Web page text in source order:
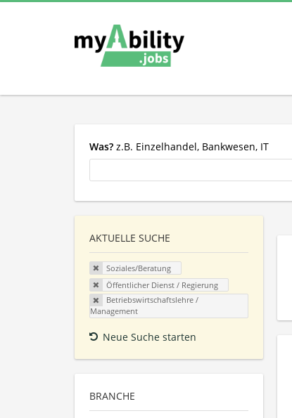
Was? z.B. Einzelhandel, Bankwesen, IT
AKTUELLE SUCHE
Soziales/Beratung
Öffentlicher Dienst / Regierung
Betriebswirtschaftslehre /
Management
Neue Suche starten
BRANCHE